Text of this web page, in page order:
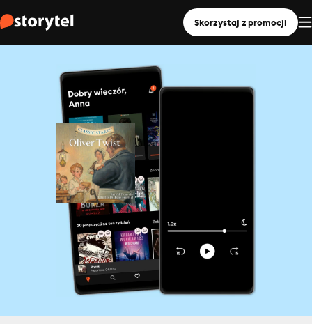
Skorzystaj z promocji